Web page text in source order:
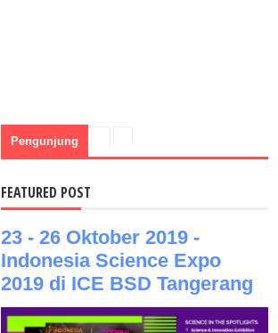
Pengunjung
FEATURED POST
23 - 26 Oktober 2019 -
Indonesia Science Expo
2019 di ICE BSD Tangerang